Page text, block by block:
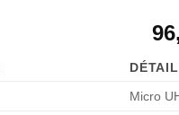
DÉTAIL
Micro